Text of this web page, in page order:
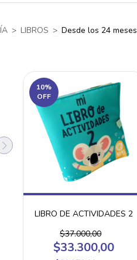
> LIBROS > Desde los 24 meses
10%
OFF
LIBRO DE ACTIVIDADES 2
$37.000,00
$33.300,00